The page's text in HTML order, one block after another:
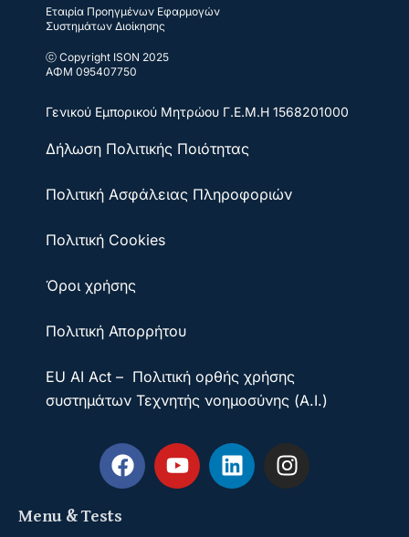
Εταιρία Προηγμένων Εφαρμογών
Συστημάτων Διοίκησης
ⓒ Copyright ISON 2025
ΑΦΜ 095407750
Γενικού Εμπορικού Μητρώου Γ.Ε.Μ.Η 1568201000
Δήλωση Πολιτικής Ποιότητας
Πολιτική Ασφάλειας Πληροφοριών
Πολιτική Cookies
Όροι χρήσης
Πολιτική Απορρήτου
EU AI Act – Πολιτική ορθής χρήσης
συστημάτων Τεχνητής νοημοσύνης (A.I.)
Menu & Tests